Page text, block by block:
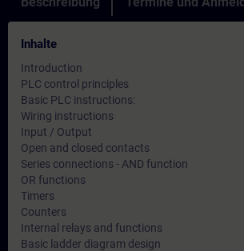
Inhalte
Introduction
PLC control principles
Basic PLC instructions:
Wiring instructions
Input / Output
Open and closed contacts
Series connections - AND function
OR functions
Timers
Counters
Internal relays and functions
Basic ladder diagram design